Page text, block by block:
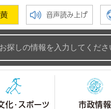
黄 音声読み上げ
ページ
化・スポーツ 市政情報